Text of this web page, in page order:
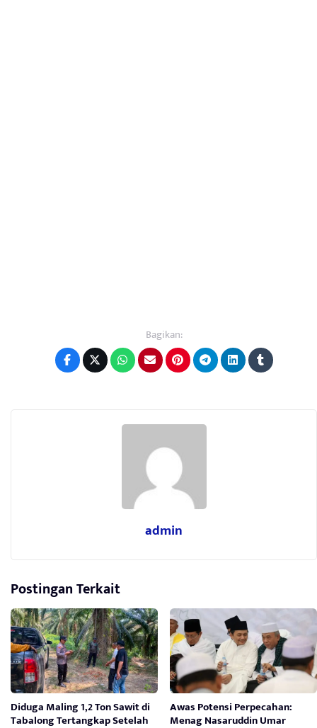
Bagikan:
admin
Postingan Terkait
Diduga Maling 1,2 Ton Sawit di
Tabalong Tertangkap Setelah
Awas Potensi Perpecahan:
Menag Nasaruddin Umar